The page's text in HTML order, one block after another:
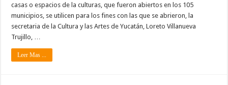
casas o espacios de la culturas, que fueron abiertos en los 105
municipios, se utilicen para los fines con las que se abrieron, la
secretaria de la Cultura y las Artes de Yucatán, Loreto Villanueva
Trujillo, …
Leer Mas ...